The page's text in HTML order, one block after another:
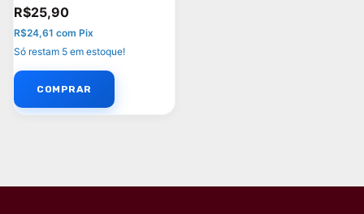
R$25,90
R$24,61 com Pix
Só restam 5 em estoque!